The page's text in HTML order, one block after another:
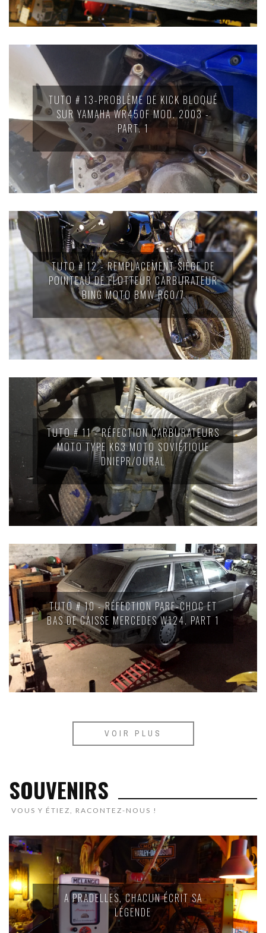
TUTO # 13-PROBLÈME DE KICK BLOQUÉ
SUR YAMAHA WR450F MOD. 2003 -
PART. 1
TUTO # 12 - REMPLACEMENT SIÈGE DE
POINTEAU DE FLOTTEUR CARBURATEUR
BING MOTO BMW R60/7
TUTO # 11 - RÉFECTION CARBURATEURS
MOTO TYPE K63 MOTO SOVIÉTIQUE
DNIEPR/OURAL
TUTO # 10 - RÉFECTION PARE-CHOC ET
BAS DE CAISSE MERCEDES W124. PART 1
VOIR PLUS
SOUVENIRS
VOUS Y ÉTIEZ, RACONTEZ-NOUS !
A PRADELLES, CHACUN ÉCRIT SA
LÉGENDE